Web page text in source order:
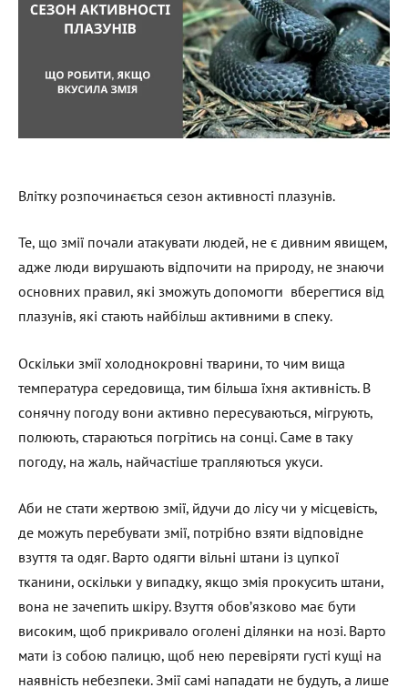
Влітку розпочинається сезон активності плазунів.
Те, що змії почали атакувати людей, не є дивним явищем,
адже люди вирушають відпочити на природу, не знаючи
основних правил, які зможуть допомогти вберегтися від
плазунів, які стають найбільш активними в спеку.
Оскільки змії холоднокровні тварини, то чим вища
температура середовища, тим більша їхня активність. В
сонячну погоду вони активно пересуваються, мігрують,
полюють, стараються погрітись на сонці. Саме в таку
погоду, на жаль, найчастіше трапляються укуси.
Аби не стати жертвою змії, йдучи до лісу чи у місцевість,
де можуть перебувати змії, потрібно взяти відповідне
взуття та одяг. Варто одягти вільні штани із цупкої
тканини, оскільки у випадку, якщо змія прокусить штани,
вона не зачепить шкіру. Взуття обов’язково має бути
високим, щоб прикривало оголені ділянки на нозі. Варто
мати із собою палицю, щоб нею перевіряти густі кущі на
наявність небезпеки. Змії самі нападати не будуть, а лише